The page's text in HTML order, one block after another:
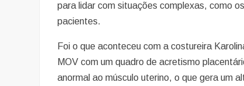
para lidar com situações complexas, como
pacientes.
Foi o que aconteceu com a costureira
MOV com um quadro de acretismo
anormal ao músculo uterino, o que gera um